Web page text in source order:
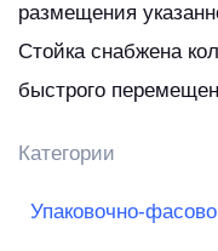
размещения
Стойка снабжена
быстрого
Категории
Упаковочно-